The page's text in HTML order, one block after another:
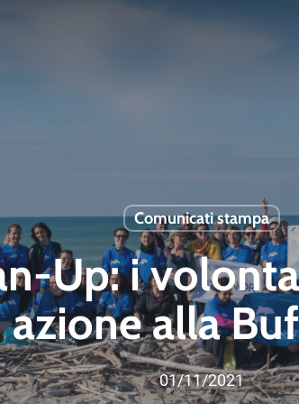
Comunicati stampa
Up: i
azione alla
01/11/2021